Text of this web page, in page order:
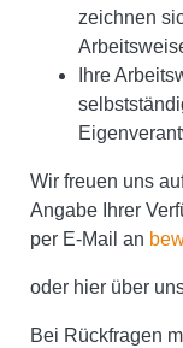
zeichnen
Ihre
Wir freuen uns
Angabe Ihrer
per E-Mail an
oder hier über
Bei Rückfragen